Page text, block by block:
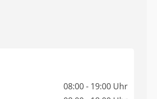
08:00 - 19:00 Uhr